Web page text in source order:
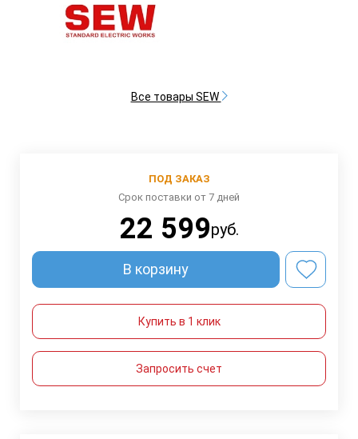
Все товары SEW
ПОД ЗАКАЗ
Срок поставки от 7 дней
22 599руб.
В корзину
Купить в 1 клик
Запросить счет